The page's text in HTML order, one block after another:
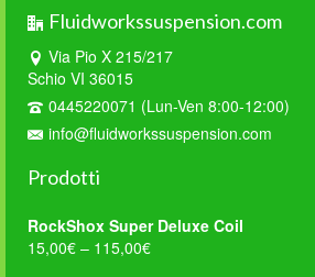
Fluidworkssuspension.com
Via Pio X 215/217
Schio VI 36015
0445220071 (Lun-Ven 8:00-12:00)
info@fluidworkssuspension.com
Prodotti
RockShox Super Deluxe Coil
15,00€ – 115,00€